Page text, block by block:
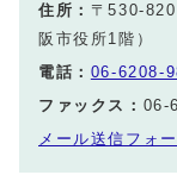
住所： 〒530-
阪市役所1階）
電話： 06-6208-
ファックス： 06-
メール送信フォ